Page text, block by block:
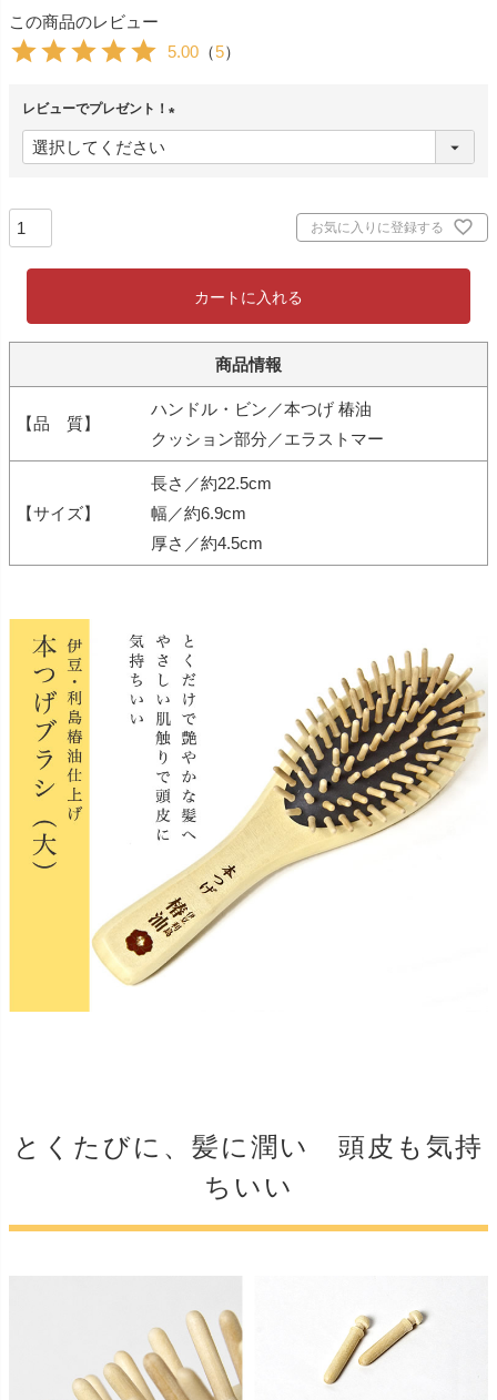
この商品のレビュー
5.00 （5）
レビューでプレゼント！
必
お気に入りに登録する
カートに入れる
商品情報
【品 質】
ハンドル・ビン／本つげ 椿油
クッション部分／エラストマー
【サイズ】
長さ／約22.5cm
幅／約6.9cm
厚さ／約4.5cm
とくたびに、髪に潤い 頭皮も気持
ちいい